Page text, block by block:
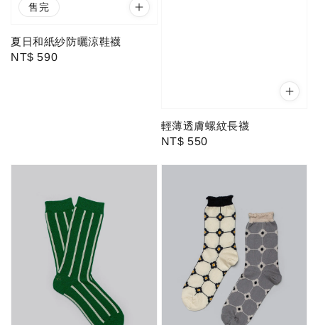
售完
夏日和紙紗防曬涼鞋襪
Regular
NT$ 590
輕薄透膚螺紋長襪
Regular
NT$ 550